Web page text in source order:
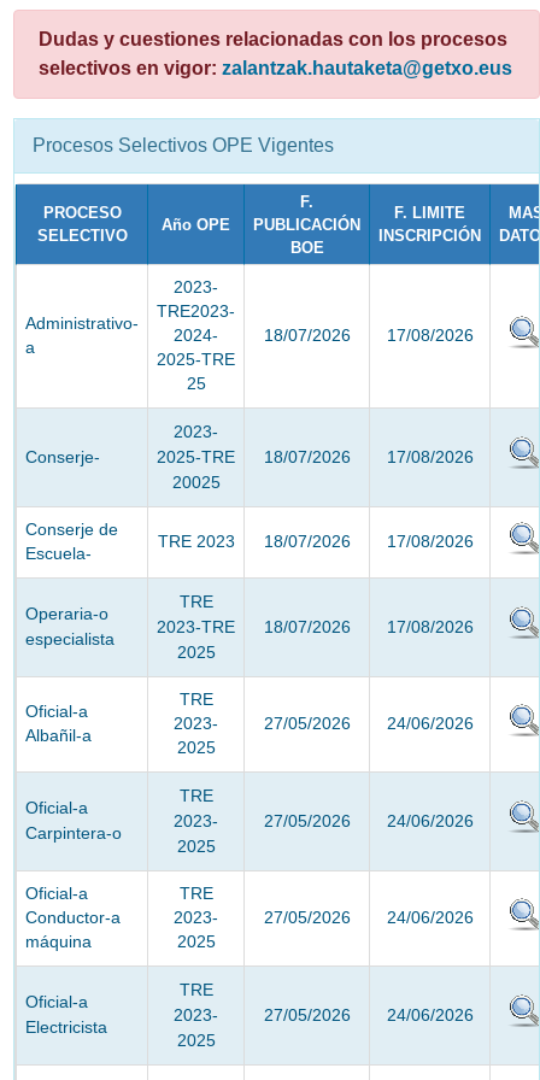
Dudas y cuestiones relacionadas con los procesos
selectivos en vigor:zalantzak.hautaketa@getxo.eus
Procesos Selectivos OPE Vigentes
PROCESO
SELECTIVO
Año OPE
F.
PUBLICACIÓN
BOE
F. LIMITE
INSCRIPCIÓN
Administrativo-
a
2023-
TRE2023-
2024-
2025-TRE
25
18/07/2026 17/08/2026
Conserje-
2023-
2025-TRE
20025
18/07/2026 17/08/2026
Conserje de
Escuela-
TRE 2023 18/07/2026 17/08/2026
Operaria-o
especialista
TRE
2023-TRE
2025
18/07/2026 17/08/2026
Oficial-a
Albañil-a
TRE
2023-
2025
27/05/2026 24/06/2026
Oficial-a
Carpintera-o
TRE
2023-
2025
27/05/2026 24/06/2026
Oficial-a
Conductor-a
máquina
TRE
2023-
2025
27/05/2026 24/06/2026
Oficial-a
Electricista
TRE
2023-
2025
27/05/2026 24/06/2026